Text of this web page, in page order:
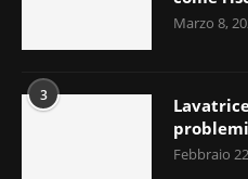
Marzo 8,
3
problemi
Febbraio